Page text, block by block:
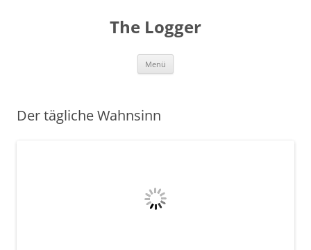
The Logger
Menü
Der tägliche Wahnsinn